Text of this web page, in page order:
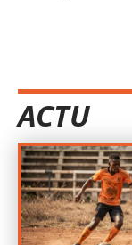
ACTU